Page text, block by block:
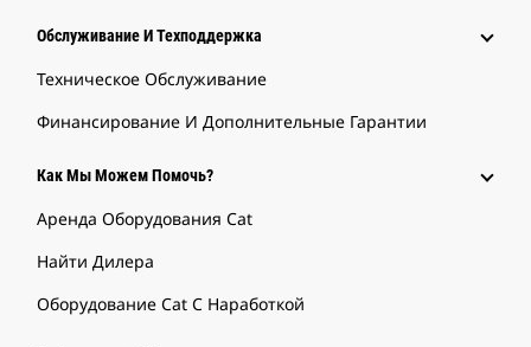
Обслуживание И Техподдержка
Техническое Обслуживание
Финансирование И Дополнительные Гарантии
Как Мы Можем Помочь?
Аренда Оборудования Cat
Найти Дилера
Оборудование Cat С Наработкой